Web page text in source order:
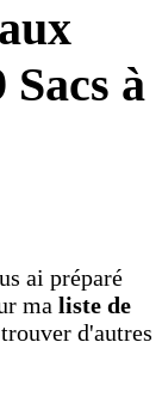
à
ai préparé
ma liste de
d'autres